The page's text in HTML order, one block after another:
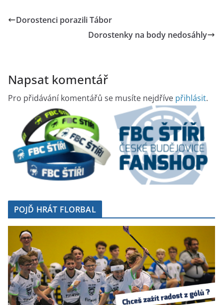
Dorostenci porazili Tábor
Dorostenky na body nedosáhly
Napsat komentář
Pro přidávání komentářů se musíte nejdříve přihlásit.
POJĎ HRÁT FLORBAL